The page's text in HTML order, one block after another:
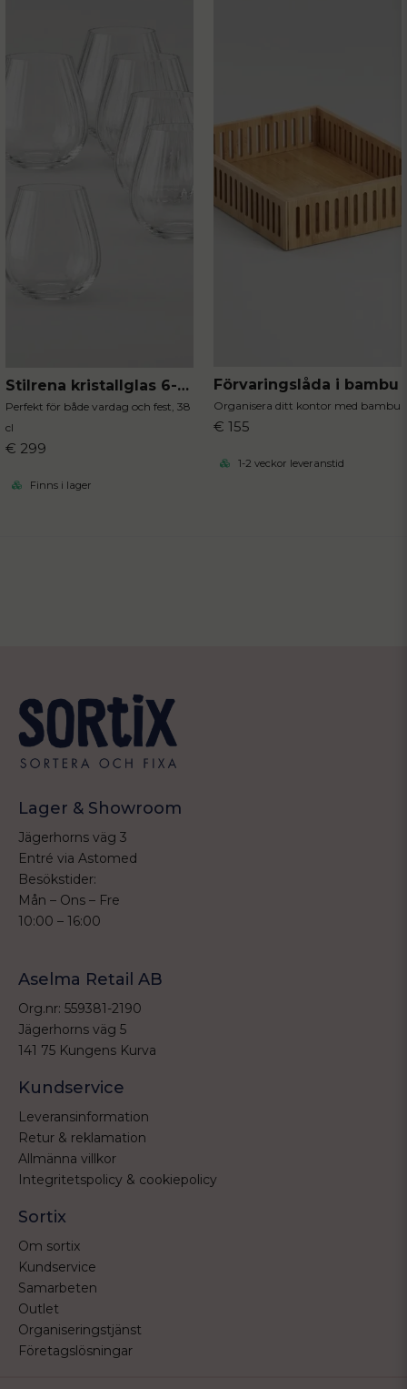
Stilrena kristallglas 6-pack
Perfekt för både vardag och fest, 38
cl
€ 299
Finns i lager
Förvaringslåda i bambu
Organisera ditt kontor med bambu
€ 155
1-2 veckor leveranstid
Lager & Showroom
Jägerhorns väg 3
Entré via Astomed
Besökstider:
Mån – Ons – Fre
10:00 – 16:00
Aselma Retail AB
Org.nr: 559381-2190
Jägerhorns väg 5
141 75 Kungens Kurva
Kundservice
Leveransinformation
Retur & reklamation
Allmänna villkor
Integritetspolicy & cookiepolicy
Sortix
Om sortix
Kundservice
Samarbeten
Outlet
Organiseringstjänst
Företagslösningar